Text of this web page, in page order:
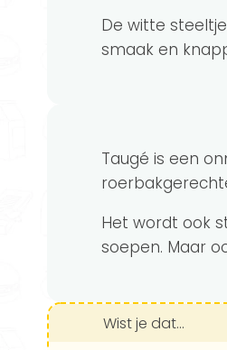
De witte
smaak en
Taugé is een
Het wordt ook
soepen. Maar
Wist je dat...